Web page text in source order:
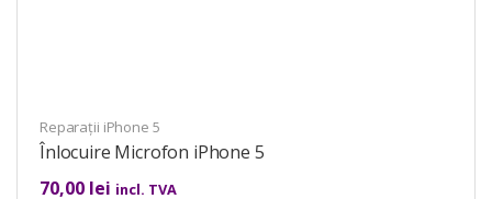
Reparații iPhone 5
Înlocuire Microfon iPhone 5
70,00 lei incl. TVA